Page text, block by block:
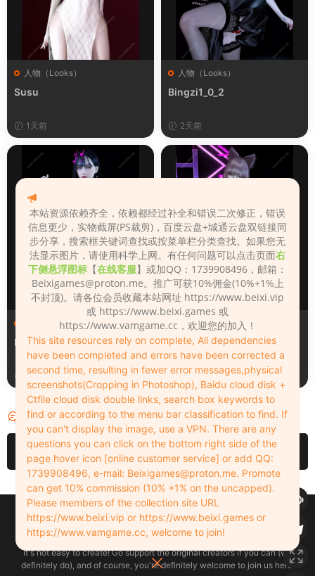
人物（Looks）
Susu
1天前
人物（Looks）
Bingzi1_0_2
2天前
人物（Looks）
Monica_2_2_2
2天前
人物（Looks）
Lizhen2025
2天前
评论 0
请先登录
Copyleft © 2022-2026 beixi.vip - All Rights Freedom！
创作不易！有能力的同学可以去支持一下原创作者（我们绝对支持），当然
了，您加入这里我们也绝对欢迎！
It's not easy to create! Go support the original creators if you can (we
definitely do), and of course, you're definitely welcome to join us here!
本站资源依赖齐全，依赖都经过补全和错误二次修正，错误
信息更少，实物截屏(PS裁剪)，百度云盘+城通云盘双链接同
步分享，搜索框关键词查找或按菜单栏分类查找。如果您无
法显示图片，请使用科学上网。有任何问题可以点击页面右
下侧悬浮图标 【在线客服】或加QQ：1739908496，邮箱：
Beixigames@proton.me。推广可获10%佣金(10%+1%上
不封顶)。请各位会员收藏本站网址 https://www.beixi.vip
或 https://www.beixi.games 或
https://www.vamgame.cc，欢迎您的加入！
This site resources rely on complete, All dependencies
have been completed and errors have been corrected a
second time, resulting in fewer error messages,physical
screenshots(Cropping in Photoshop), Baidu cloud disk +
Ctfile cloud disk double links, search box keywords to
find or according to the menu bar classification to find. If
you can't display the image, use a VPN. There are any
questions you can click on the bottom right side of the
page hover icon [online customer service] or add QQ:
1739908496, e-mail: Beixigames@proton.me. Promote
can get 10% commission (10% +1% on the uncapped).
Please members of the collection site URL
https://www.beixi.vip or https://www.beixi.games or
https://www.vamgame.cc, welcome to join!